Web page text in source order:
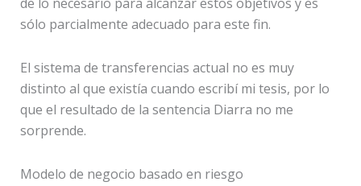
sólo parcialmente adecuado para este fin.
El sistema de transferencias actual no es muy
distinto al que existía cuando escribí mi tesis, por lo
que el resultado de la sentencia Diarra no me
sorprende.
Modelo de negocio basado en riesgo